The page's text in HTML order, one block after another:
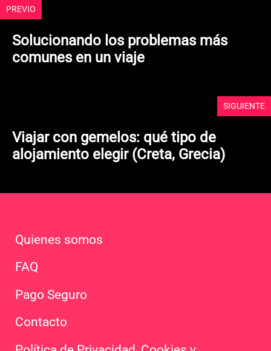
PREVIO
Solucionando los problemas más
comunes en un viaje
SIGUIENTE
Viajar con gemelos: qué tipo de
alojamiento elegir (Creta, Grecia)
Quienes somos
FAQ
Pago Seguro
Contacto